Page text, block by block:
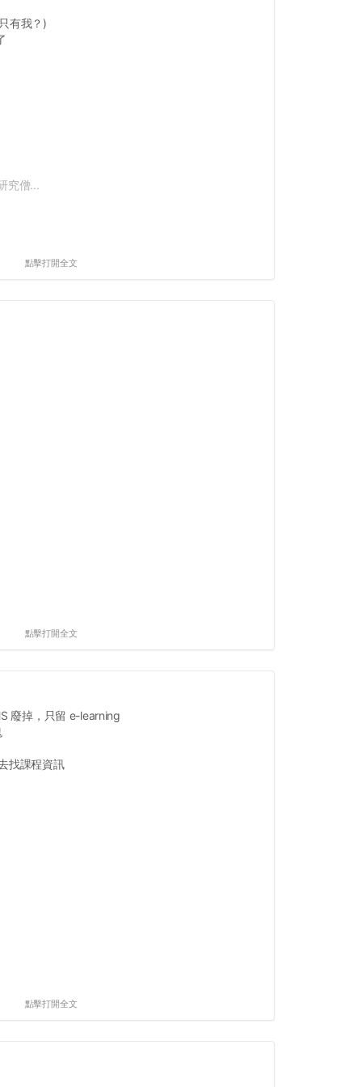
有我？)
究僧...
點擊打開全文
點擊打開全文
廢掉，只留 e-learning
找課程資訊
點擊打開全文